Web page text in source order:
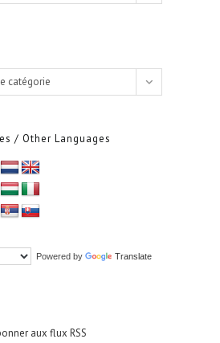
catégorie
/ Other Languages
Powered by Translate
aux flux RSS